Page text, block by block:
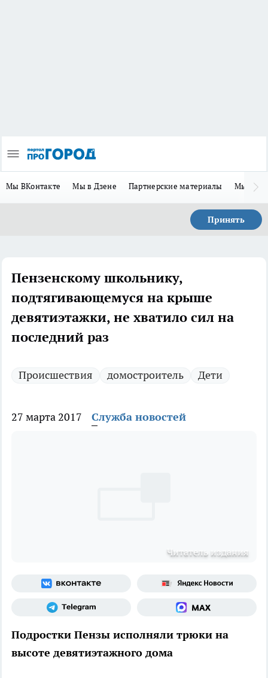
Мы ВКонтакте Мы в Дзене Партнерские материалы Мы в
Принять
Пензенскому школьнику,
подтягивающемуся на крыше
девятиэтажки, не хватило сил на
последний раз
Происшествия домостроитель Дети
27 марта 2017 Служба новостей
Читатель издания
Подростки Пензы исполняли трюки на
высоте девятиэтажного дома